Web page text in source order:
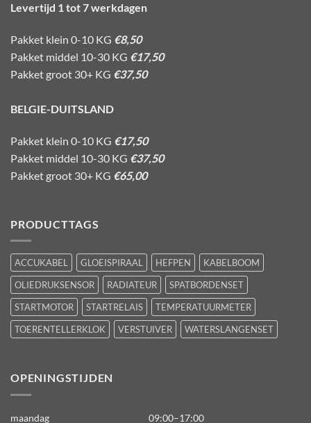
Levertijd 1 tot 7 werkdagen
Pakket klein 0-10 KG €8,50
Pakket middel 10-30 KG €17,50
Pakket groot 30+ KG €37,50
BELGIE-DUITSLAND
Pakket klein 0-10 KG €17,50
Pakket middel 10-30 KG €37,50
Pakket groot 30+ KG €65,00
PRODUCTTAGS
ACCUKABEL GLOEISPIRAAL HEFPEN
KABELBOOM
OLIEDRUKSENSOR
RADIATEUR
SPATBORDENSET
STARTMOTOR
STARTRELAIS
TEMPERATUURMETER
TOERENTELLERKLOK
VERSTUIVER WATERSLANGENSET
OPENINGSTIJDEN
maandag
09:00–17:00